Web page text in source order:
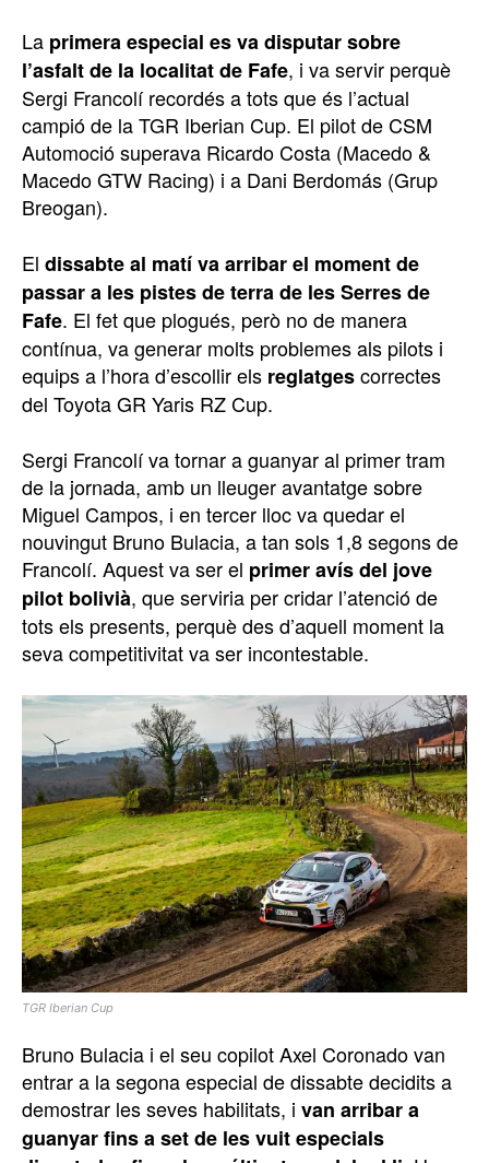
La primera especial es va disputar sobre
l’asfalt de la localitat de Fafe, i va servir perquè
Sergi Francolí recordés a tots que és l’actual
campió de la TGR Iberian Cup. El pilot de CSM
Automoció superava Ricardo Costa (Macedo &
Macedo GTW Racing) i a Dani Berdomás (Grup
Breogan).
El dissabte al matí va arribar el moment de
passar a les pistes de terra de les Serres de
Fafe. El fet que plogués, però no de manera
contínua, va generar molts problemes als pilots i
equips a l’hora d’escollir els reglatgescorrectes
del Toyota GR Yaris RZ Cup.
Sergi Francolí va tornar a guanyar al primer tram
de la jornada, amb un lleuger avantatge sobre
Miguel Campos, i en tercer lloc va quedar el
nouvingut Bruno Bulacia, a tan sols 1,8 segons de
Francolí. Aquest va ser el primer avís del jove
pilot bolivià, que serviria per cridar l’atenció de
tots els presents, perquè des d’aquell moment la
seva competitivitat va ser incontestable.
TGR Iberian Cup
Bruno Bulacia i el seu copilot Axel Coronado van
entrar a la segona especial de dissabte decidits a
demostrar les seves habilitats, i van arribar a
guanyar fins a set de les vuit especials